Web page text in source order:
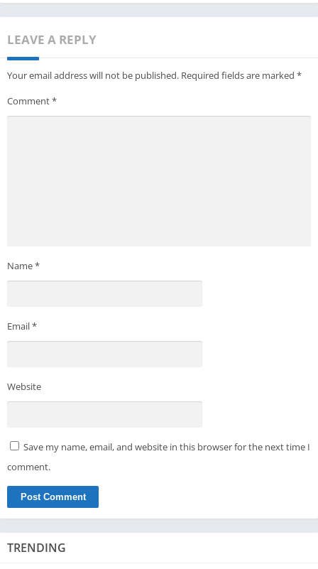
LEAVE A REPLY
Your email address will not be published. Required fields are marked *
Comment*
Name*
Email*
Website
Save my name, email, and website in this browser for the next time I
comment.
TRENDING